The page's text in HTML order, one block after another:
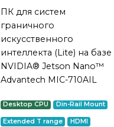
ПК для систем
граничного
искусственного
интеллекта (Lite) на базе
NVIDIA® Jetson Nano™
Advantech MIC-710AIL
Desktop CPU Din-Rail Mount
Extended T range HDMI